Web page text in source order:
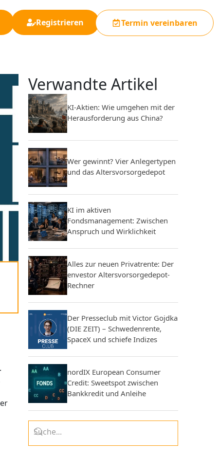
Registrieren Termin vereinbaren
Verwandte Artikel
KI-Aktien: Wie umgehen mit der
Herausforderung aus China?
Wer gewinnt? Vier Anlegertypen
und das Altersvorsorgedepot
KI im aktiven
Fondsmanagement: Zwischen
Anspruch und Wirklichkeit
Alles zur neuen Privatrente: Der
envestor Altersvorsorgedepot-
Rechner
Der Presseclub mit Victor Gojdka
(DIE ZEIT) – Schwedenrente,
SpaceX und schiefe Indizes
nordIX European Consumer
Credit: Sweetspot zwischen
Bankkredit und Anleihe